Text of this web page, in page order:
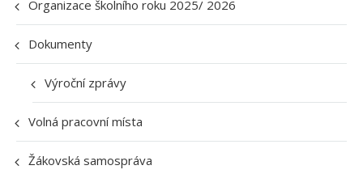
Organizace školního roku 2025/ 2026
Dokumenty
Výroční zprávy
Volná pracovní místa
Žákovská samospráva